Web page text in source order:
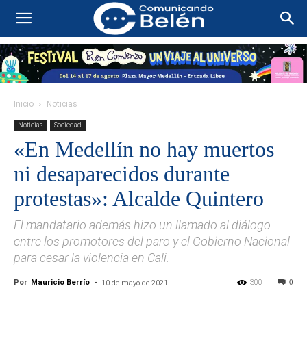
Inicio Noticias
Noticias Sociedad
«En Medellín no hay muertos
ni desaparecidos durante
protestas»: Alcalde Quintero
El mandatario además hizo un llamado al diálogo
entre los promotores del paro y el Gobierno Nacional
para cesar la violencia en Cali.
Por Mauricio Berrío - 10 de mayo de 2021 0
300